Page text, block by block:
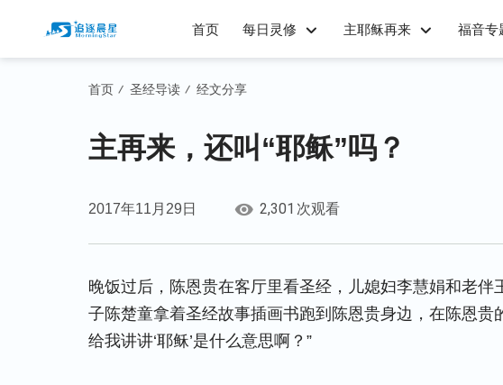
首页 每日灵修 主耶稣再来 福音专
首页 / 圣经导读 / 经文分享
主再来，还叫“耶稣”吗？
2017年11月29日 2,301 次观看
晚饭过后，陈恩贵在客厅里看圣经，儿媳妇李慧娟和老伴
子陈楚童拿着圣经故事插画书跑到陈恩贵身边，在陈恩贵
给我讲讲‘耶稣’是什么意思啊？”